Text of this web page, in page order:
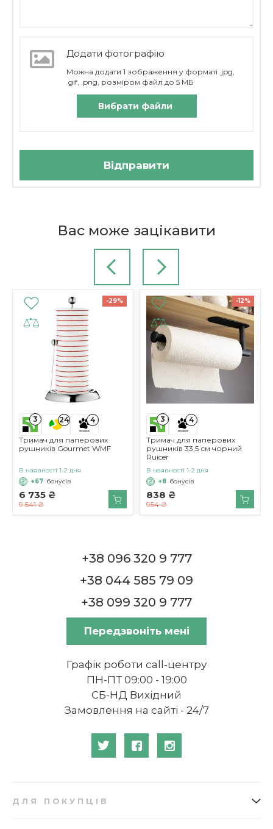
Додати фотографію
Можна додати 1 зображення у форматі .jpg,
.gif, .png, розміром файл до 5 МБ
Вибрати файли
Відправити
Матеріал
Нержавіюча сталь
Тип виробу
Тримач для кухонного рулону
Срібний
Вас може зацікавити
3 24 4
Тримач для паперових
рушників Gourmet WMF
-29%
6 735 ₴
9 541 ₴
В наявності 1-2 дня
+67 бонусів
3 4
Тримач для паперових
рушників 33,5 см чорний
Ruicer
-12%
838 ₴
954 ₴
В наявності 1-2 дня
+8 бонусів
+38 096 320 9 777
+38 044 585 79 09
+38 099 320 9 777
Передзвоніть мені
Графік роботи call-центру
ПН-ПТ 09:00 - 19:00
СБ-НД Вихідний
Замовлення на сайті - 24/7
ДЛЯ ПОКУПЦІВ